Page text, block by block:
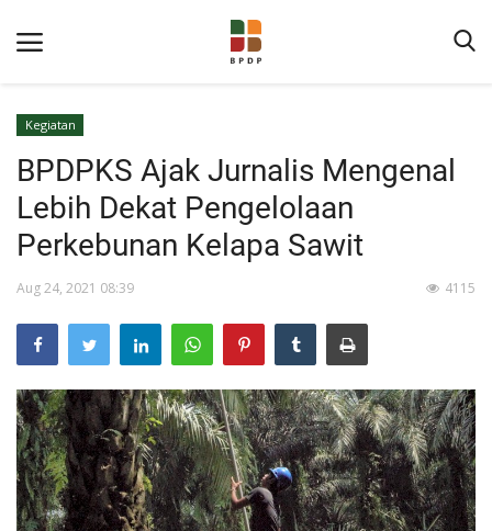
Tentang BPDP
Informasi Publik
Program Layanan
Berita
Pengumuman
Kegiatan
BPDPKS Ajak Jurnalis Mengenal
Lebih Dekat Pengelolaan
Perkebunan Kelapa Sawit
Aug 24, 2021 08:39 4115